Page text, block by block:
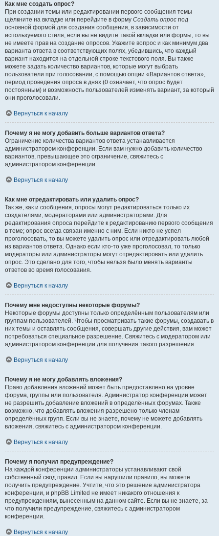
Как мне создать опрос?
При создании темы или редактировании первого сообщения темы
щёлкните на вкладке или перейдите в форму Создать опрос под
основной формой для создания сообщения, в зависимости от
используемого стиля; если вы не видите такой вкладки или формы, то вы
не имеете прав на создание опросов. Укажите вопрос и как минимум два
варианта ответа в соответствующих полях, убедившись, что каждый
вариант находится на отдельной строке текстового поля. Вы также
можете задать количество вариантов, которые могут выбрать
пользователи при голосовании, с помощью опции «Вариантов ответа»,
период проведения опроса в днях (0 означает, что опрос будет
постоянным) и возможность пользователей изменять вариант, за который
они проголосовали.
Вернуться к началу
Почему я не могу добавить больше вариантов ответа?
Ограничение количества вариантов ответа устанавливается
администратором конференции. Если вам нужно добавить количество
вариантов, превышающее это ограничение, свяжитесь с
администратором конференции.
Вернуться к началу
Как мне отредактировать или удалить опрос?
Так же, как и сообщения, опросы могут редактироваться только их
создателями, модераторами или администраторами. Для
редактирования опроса перейдите к редактированию первого сообщения
в теме; опрос всегда связан именно с ним. Если никто не успел
проголосовать, то вы можете удалить опрос или отредактировать любой
из вариантов ответа. Однако если кто-то уже проголосовал, то только
модераторы или администраторы могут отредактировать или удалить
опрос. Это сделано для того, чтобы нельзя было менять варианты
ответов во время голосования.
Вернуться к началу
Почему мне недоступны некоторые форумы?
Некоторые форумы доступны только определённым пользователям или
группам пользователей. Чтобы просматривать такие форумы, создавать в
них темы и оставлять сообщения, совершать другие действия, вам может
потребоваться специальное разрешение. Свяжитесь с модератором или
администратором конференции для получения такого разрешения.
Вернуться к началу
Почему я не могу добавлять вложения?
Право добавления вложений может быть предоставлено на уровне
форума, группы или пользователя. Администратор конференции может
не разрешить добавление вложений в определённых форумах. Также
возможно, что добавлять вложения разрешено только членам
определённых групп. Если вы не знаете, почему не можете добавлять
вложения, свяжитесь с администратором конференции.
Вернуться к началу
Почему я получил предупреждение?
На каждой конференции администраторы устанавливают свой
собственный свод правил. Если вы нарушили правило, вы можете
получить предупреждение. Учтите, что это решение администратора
конференции, и phpBB Limited не имеет никакого отношения к
предупреждениям, вынесенным на данном сайте. Если вы не знаете, за
что получили предупреждение, свяжитесь с администратором
конференции.
Вернуться к началу